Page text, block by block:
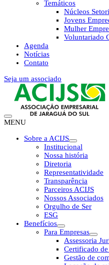
Temáticos
Núcleos
Jovens
Mulher
Voluntariado
Agenda
Notícias
Contato
Seja um associado
MENU
Sobre a ACIJS
Institucional
Nossa história
Diretoria
Representatividade
Transparência
Parceiros ACIJS
Nossos Associados
Orgulho de Ser
ESG
Benefícios
Para Empresas
Assessoria
Certificado
Gestão de